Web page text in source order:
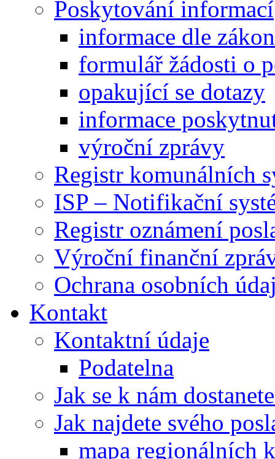
Poskytování informací
informace dle
formulář žádosti o
opakující se dotazy
informace
výroční zprávy
Registr komunálních
ISP – Notifikační
Registr oznámení
Výroční finanční
Ochrana osobních
Kontakt
Kontaktní údaje
Podatelna
Jak se k nám
Jak najdete svého
mapa regionálních